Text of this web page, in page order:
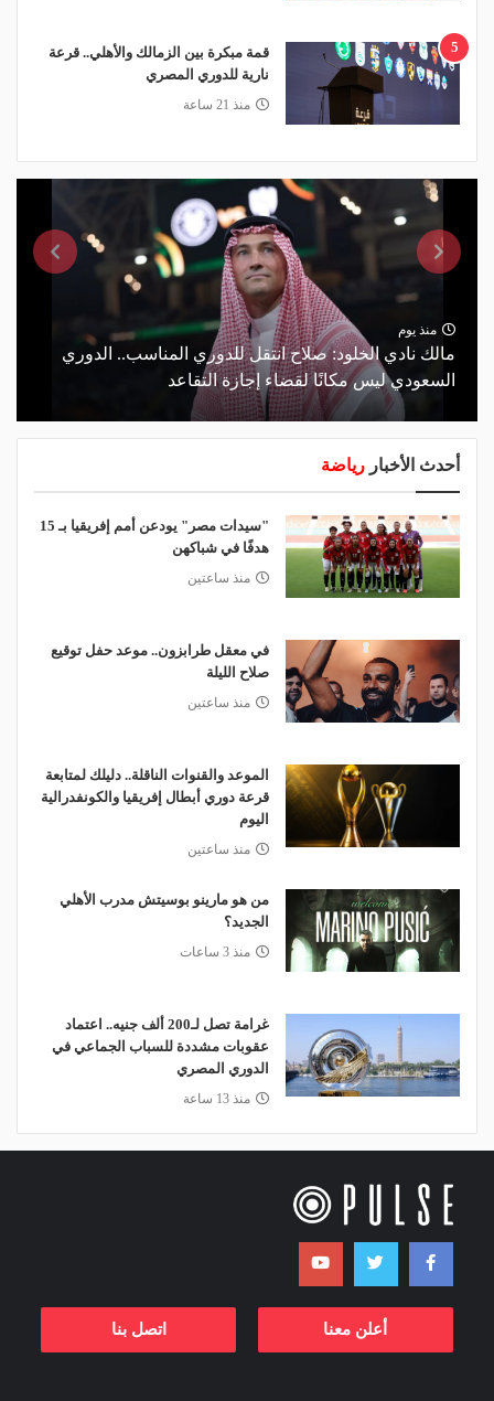
5
قمة مبكرة بين الزمالك والأهلي.. قرعة
نارية للدوري المصري
منذ 21 ساعة
منذ يوم
مالك نادي الخلود: صلاح انتقل للدوري المناسب.. الدوري
السعودي ليس مكانًا لقضاء إجازة التقاعد
أحدث الأخبار رياضة
"سيدات مصر" يودعن أمم إفريقيا بـ 15
هدفًا في شباكهن
منذ ساعتين
في معقل طرابزون.. موعد حفل توقيع
صلاح الليلة
منذ ساعتين
الموعد والقنوات الناقلة.. دليلك لمتابعة
قرعة دوري أبطال إفريقيا والكونفدرالية
اليوم
منذ ساعتين
من هو مارينو بوسيتش مدرب الأهلي
الجديد؟
منذ 3 ساعات
غرامة تصل لـ200 ألف جنيه.. اعتماد
عقوبات مشددة للسباب الجماعي في
الدوري المصري
منذ 13 ساعة
أعلن معنا اتصل بنا